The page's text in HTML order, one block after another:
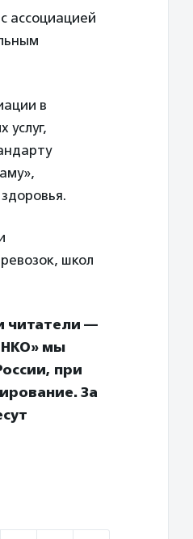
ассоциацией
в
услуг,
школ
читатели —
НКО» мы
при
За